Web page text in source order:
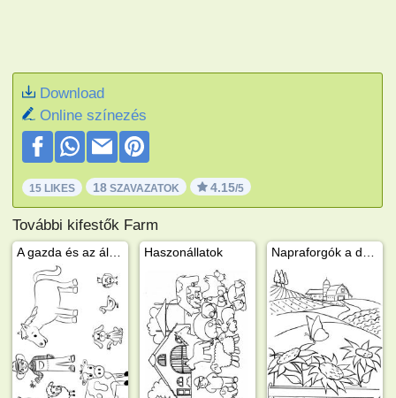
Download
Online színezés
15 LIKES 18 SZAVAZATOK 4.15/5
További kifestők Farm
Haszonállatok